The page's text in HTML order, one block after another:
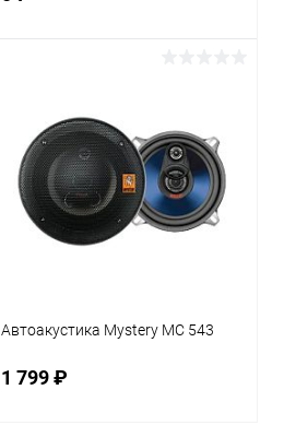
Купить в 1 клик К сравнению
В избранное В наличии
Автоакустика Mystery MC 543
1 799 ₽